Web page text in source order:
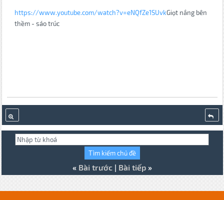
https://www.youtube.com/watch?v=eNQfZe1SUvkGiọt nắng bên
thềm - sáo trúc
« Bài trước| Bài tiếp»